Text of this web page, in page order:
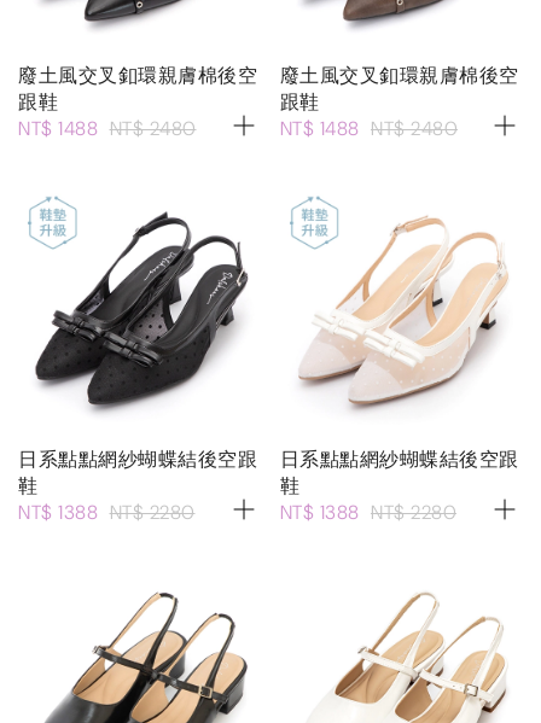
廢土風交叉釦環親膚棉後空
跟鞋
NT$ 1488 NT$ 2480
廢土風交叉釦環親膚棉後空
跟鞋
NT$ 1488 NT$ 2480
日系點點網紗蝴蝶結後空跟
鞋
NT$ 1388 NT$ 2280
日系點點網紗蝴蝶結後空跟
鞋
NT$ 1388 NT$ 2280